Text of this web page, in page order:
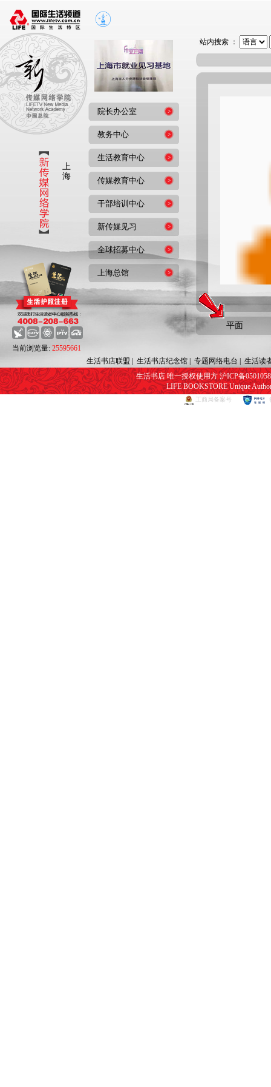
站内搜索 ：
当前浏览量: 25595661
上
海
院长办公室
教务中心
生活教育中心
传媒教育中心
干部培训中心
新传媒见习
全球招募中心
上海总馆
平面
生活书店联盟 生活书店纪念馆| 专题网络电台
生活读
生活书店 唯一授权使用方 沪ICP备
LIFE BOOKSTORE Unique
工商局备案号